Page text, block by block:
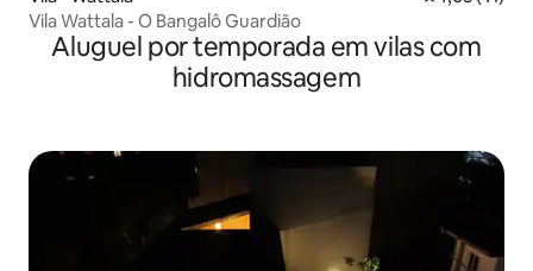
Vila Wattala - O Bangalô Guardião
Aluguel por temporada em vilas com
hidromassagem